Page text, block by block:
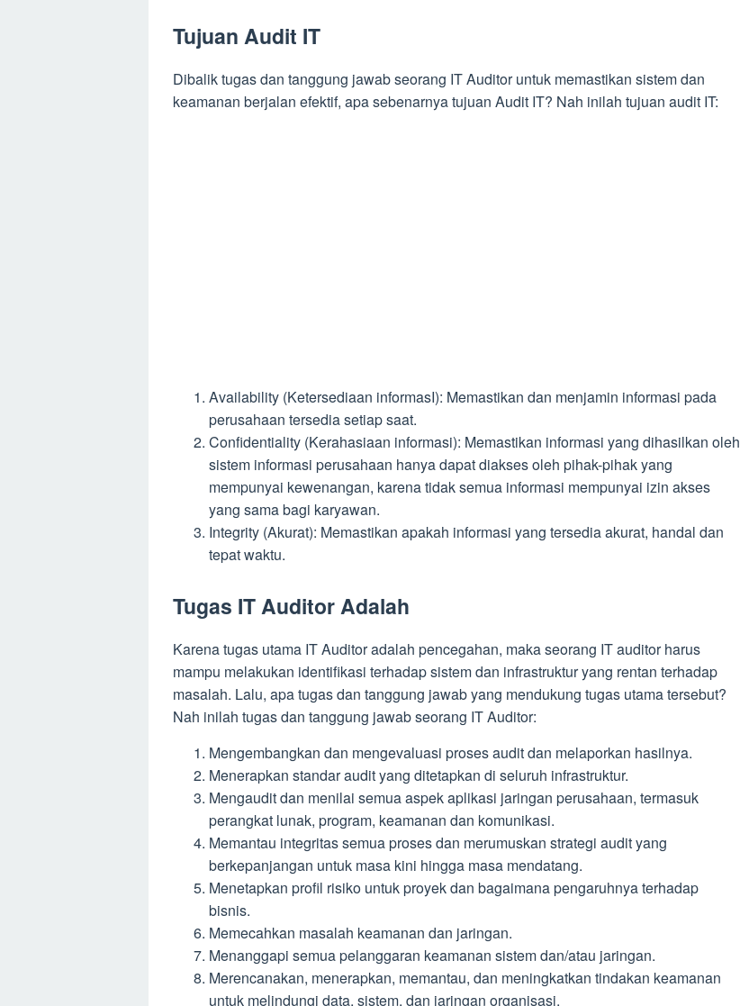
Tujuan Audit IT
Dibalik tugas dan tanggung jawab seorang IT Auditor untuk memastikan sistem dan
keamanan berjalan efektif, apa sebenarnya tujuan Audit IT? Nah inilah tujuan audit IT:
Availability (Ketersediaan informasI): Memastikan dan menjamin informasi pada
perusahaan tersedia setiap saat.
Confidentiality (Kerahasiaan informasi): Memastikan informasi yang dihasilkan oleh
sistem informasi perusahaan hanya dapat diakses oleh pihak-pihak yang
mempunyai kewenangan, karena tidak semua informasi mempunyai izin akses
yang sama bagi karyawan.
Integrity (Akurat): Memastikan apakah informasi yang tersedia akurat, handal dan
tepat waktu.
Tugas IT Auditor Adalah
Karena tugas utama IT Auditor adalah pencegahan, maka seorang IT auditor harus
mampu melakukan identifikasi terhadap sistem dan infrastruktur yang rentan terhadap
masalah. Lalu, apa tugas dan tanggung jawab yang mendukung tugas utama tersebut?
Nah inilah tugas dan tanggung jawab seorang IT Auditor:
Mengembangkan dan mengevaluasi proses audit dan melaporkan hasilnya.
Menerapkan standar audit yang ditetapkan di seluruh infrastruktur.
Mengaudit dan menilai semua aspek aplikasi jaringan perusahaan, termasuk
perangkat lunak, program, keamanan dan komunikasi.
Memantau integritas semua proses dan merumuskan strategi audit yang
berkepanjangan untuk masa kini hingga masa mendatang.
Menetapkan profil risiko untuk proyek dan bagaimana pengaruhnya terhadap
bisnis.
Memecahkan masalah keamanan dan jaringan.
Menanggapi semua pelanggaran keamanan sistem dan/atau jaringan.
Merencanakan, menerapkan, memantau, dan meningkatkan tindakan keamanan
untuk melindungi data, sistem, dan jaringan organisasi.